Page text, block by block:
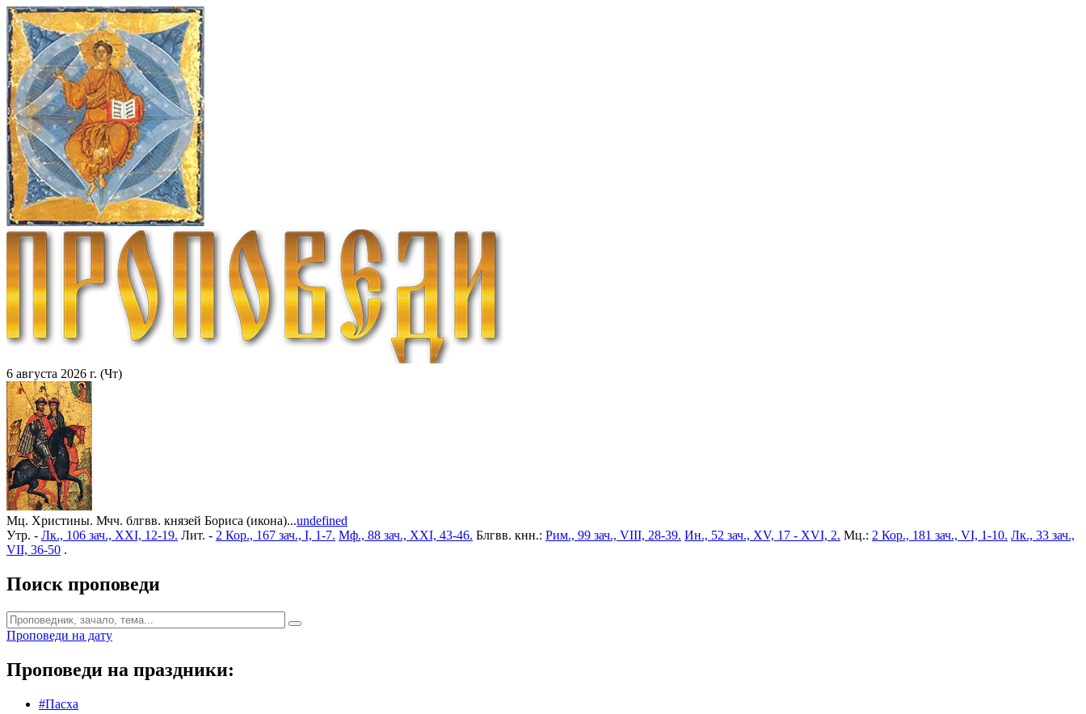
6 августа 2026 г. (Чт)
Мц. Христины. Мчч. блгвв. князей Бориса (икона)...undefined
Утр. - Лк., 106 зач., XXI, 12-19. Лит. - 2 Кор., 167 зач., I, 1-7. Мф., 88 зач., XXI, 43-46. Блгвв. кнн.: Рим., 99 зач., VIII, 28-39. Ин., 52 зач., XV, 17 - XVI, 2. Мц.: 2 Кор., 181 зач., VI, 1-10. Лк., 33 зач.,
VII, 36-50 .
Поиск проповеди
Проповеди на дату
Проповеди на праздники:
#Пасха